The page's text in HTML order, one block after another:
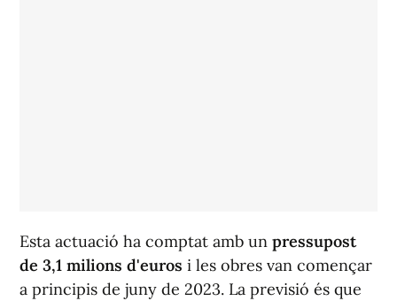
Esta actuació ha comptat amb un pressupost
de 3,1 milions d'euros i les obres van començar
a principis de juny de 2023. La previsió és que